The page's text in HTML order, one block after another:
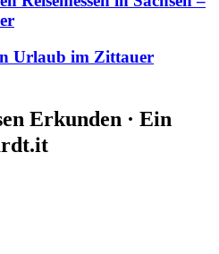
Urlaub im Zittauer
Erkunden · Ein